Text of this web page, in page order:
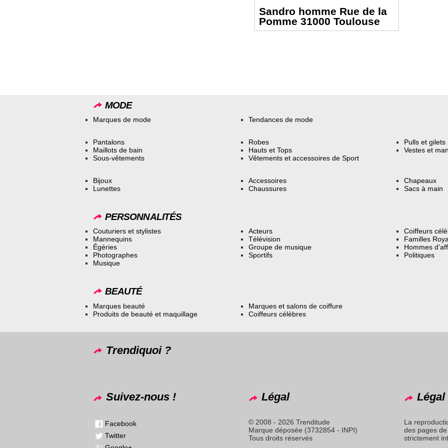
Sandro homme Rue de la
Pomme 31000 Toulouse
MODE
Marques de mode Tendances de mode
Pantalons
Maillots de bain
Sous-vêtements
Robes
Hauts et Tops
Vêtements et accessoires de Sport
Pulls et gilets
Vestes et
Bijoux
Lunettes
Accessoires
Chaussures
Chapeaux
Sacs à main
PERSONNALITÉS
Couturiers et stylistes
Mannequins
Égéries
Photographes
Musique
Acteurs
Télévision
Groupe de musique
Sportifs
Coiffeurs
Familles
Hommes
Politiques
BEAUTÉ
Marques beauté
Produits de beauté et maquillage
Marques et salons de coiffure
Coiffeurs célèbres
Trendiquoi ?
Suivez-nous !
Facebook
Twitter
Légal
© 2008 - 2026 Trenditude
Marque déposée (3732854 - INPI)
Tous droits réservés
Légal
La
des pages
strictement